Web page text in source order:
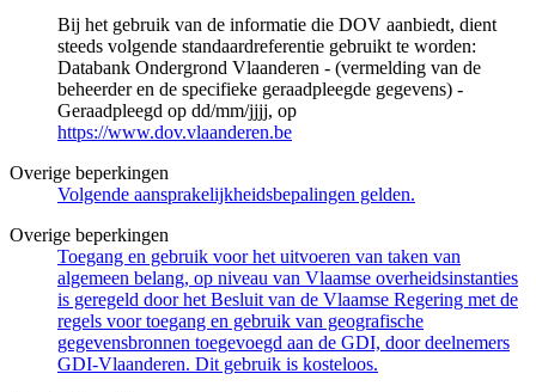
Bij het gebruik van de informatie die DOV aanbiedt, dient
steeds volgende standaardreferentie gebruikt te worden:
Databank Ondergrond Vlaanderen - (vermelding van de
beheerder en de specifieke geraadpleegde gegevens) -
Geraadpleegd op dd/mm/jjjj, op
https://www.dov.vlaanderen.be
Overige beperkingen
Volgende aansprakelijkheidsbepalingen gelden.
Overige beperkingen
Toegang en gebruik voor het uitvoeren van taken van
algemeen belang, op niveau van Vlaamse overheidsinstanties
is geregeld door het Besluit van de Vlaamse Regering met de
regels voor toegang en gebruik van geografische
gegevensbronnen toegevoegd aan de GDI, door deelnemers
GDI-Vlaanderen. Dit gebruik is kosteloos.